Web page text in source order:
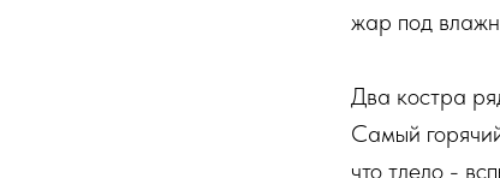
жар под
Два костра
Самый
что тлело -